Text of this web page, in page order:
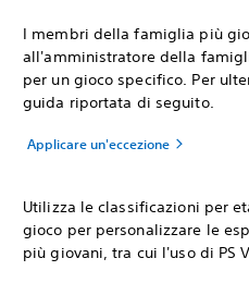
I membri della famiglia più
all'amministratore della
per un gioco specifico. Per
guida riportata di seguito.
Applicare un'eccezione
Utilizza le classificazioni per
gioco per personalizzare le
più giovani, tra cui l'uso di PS